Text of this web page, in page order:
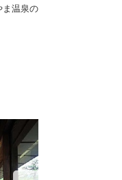
ま温泉の